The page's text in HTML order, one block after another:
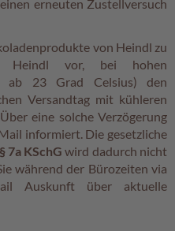
erneuten Zustellversuch
von Heindl zu
Heindl vor, bei hohen
ab 23 Grad Celsius) den
Versandtag mit kühleren
eine solche Verzögerung
informiert. Die gesetzliche
§ 7a KSchGwird dadurch nicht
während der Bürozeiten via
Auskunft über aktuelle